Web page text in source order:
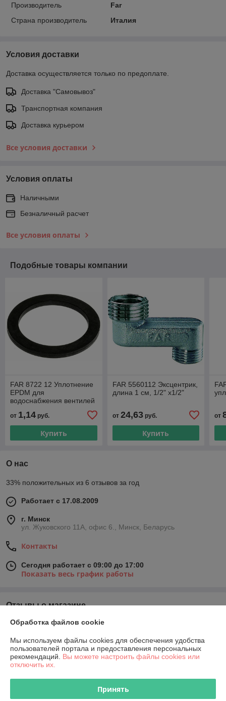
Производитель
Far
Страна производитель
Италия
Условия доставки
Доставка осуществляется только по предоплате.
Доставка "Самовывоз"
Транспортная компания
Доставка курьером
Все условия доставки
Условия оплаты
Наличными
Безналичный расчет
Все условия оплаты
Подобные товары компании
FAR 8722 12 Уплотнение
EPDM для
водоснабжения вентилей
подпитки, фильтров 1/2
от 1,14 руб.
Купить
FAR 5560112 Эксцентрик,
длина 1 см, 1/2" x1/2"
от 24,63руб.
Купить
от
О нас
33% положительных из 6 отзывов за год
Работает с 17.08.2009
г. Минск
ул. Жуковского 11А, офис 6., Минск, Беларусь
Контакты
Сегодня работает с 09:00 до 17:00
Показать весь график работы
Отзывы о магазине
У компании пока нет отзывов, добавьте первый
О нас
Контакты
Обработка файлов cookie
Мы используем файлы cookies для обеспечения удобства
пользователей портала и предоставления персональных
рекомендаций. Вы можете настроить файлы cookies или
отключить их.
Принять